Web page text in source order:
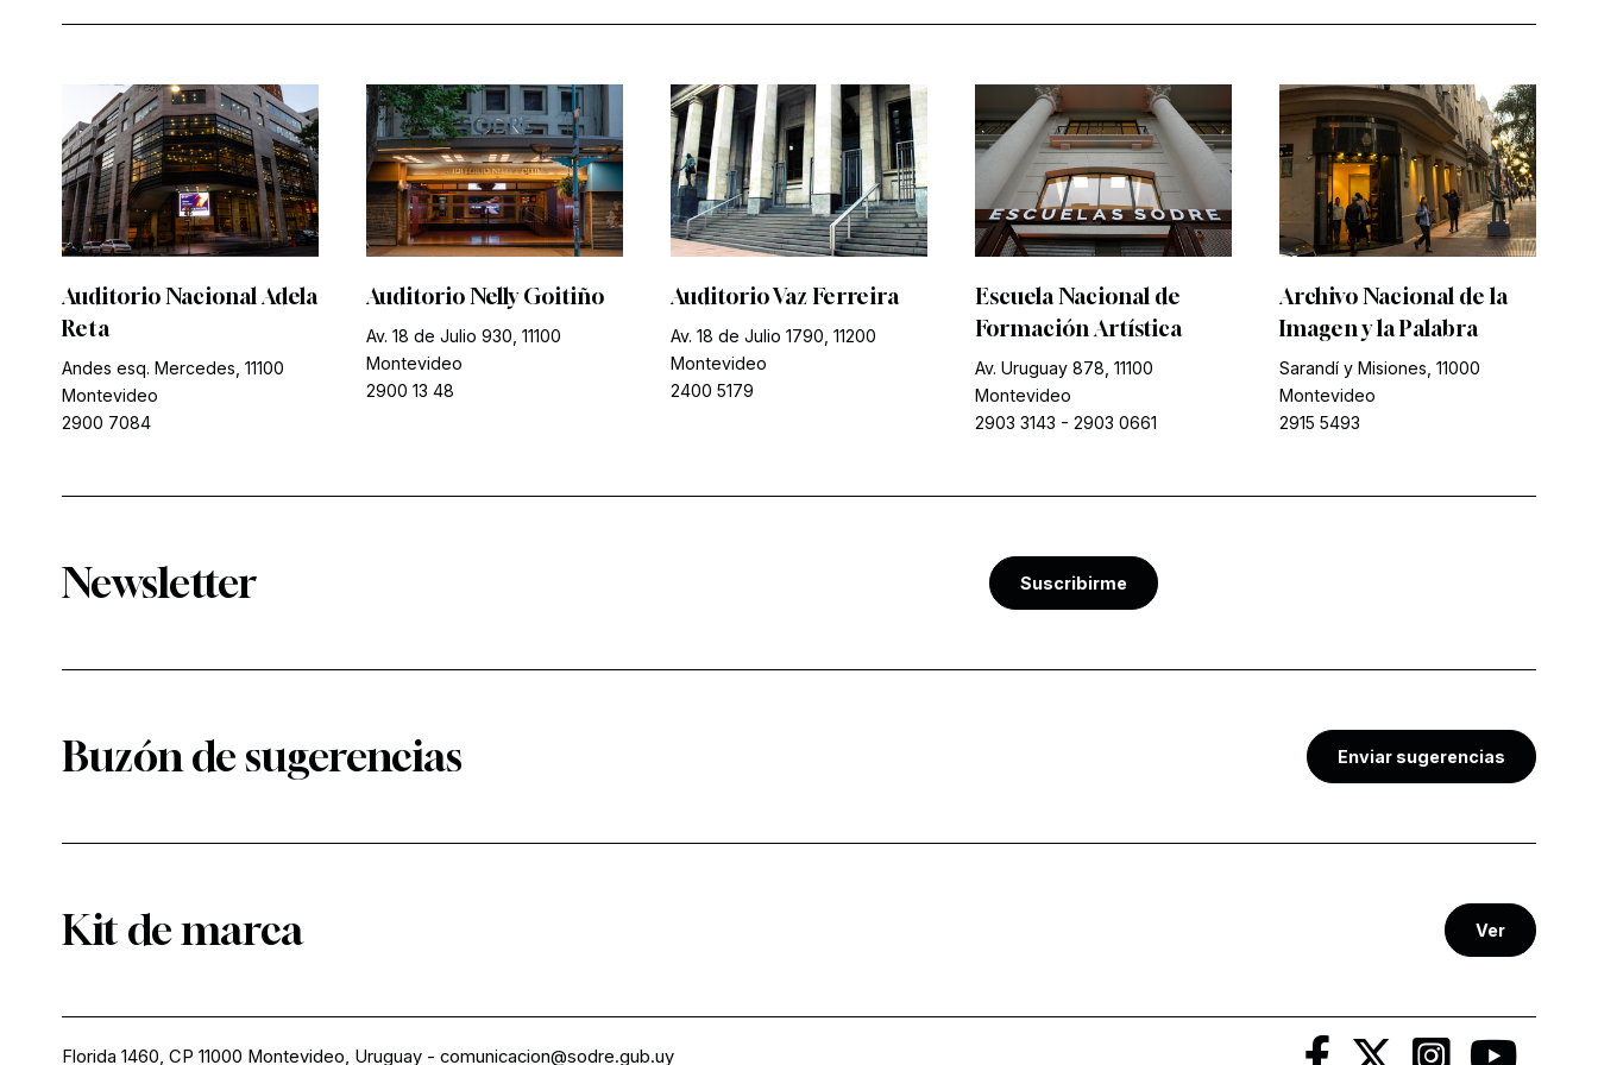
Auditorio Nacional Adela
Reta
Andes esq. Mercedes, 11100
Montevideo
2900 7084
Auditorio Nelly Goitiño
Av. 18 de Julio 930, 11100
Montevideo
2900 13 48
Auditorio Vaz Ferreira
Av. 18 de Julio 1790, 11200
Montevideo
2400 5179
Escuela Nacional de
Formación Artística
Av. Uruguay 878, 11100
Montevideo
2903 3143 - 2903 0661
Archivo Nacional de la
Imagen y la Palabra
Sarandí y Misiones, 11000
Montevideo
2915 5493
Newsletter Suscribirme
Buzón de sugerencias Enviar sugerencias
Kit de marca Ver
Florida 1460, CP 11000 Montevideo, Uruguay - comunicacion@sodre.gub.uy